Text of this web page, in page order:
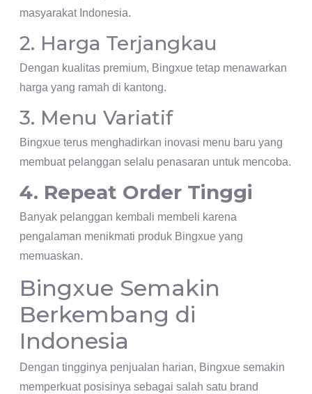
masyarakat Indonesia.
2. Harga Terjangkau
Dengan kualitas premium, Bingxue tetap menawarkan
harga yang ramah di kantong.
3. Menu Variatif
Bingxue terus menghadirkan inovasi menu baru yang
membuat pelanggan selalu penasaran untuk mencoba.
4. Repeat Order Tinggi
Banyak pelanggan kembali membeli karena
pengalaman menikmati produk Bingxue yang
memuaskan.
Bingxue Semakin
Berkembang di
Indonesia
Dengan tingginya penjualan harian, Bingxue semakin
memperkuat posisinya sebagai salah satu brand